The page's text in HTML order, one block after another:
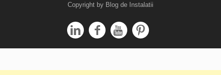
Copyright by Blog de Instalatii
   